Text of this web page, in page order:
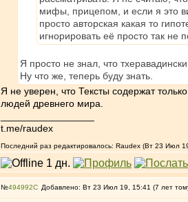
мифы, прицепом, и если я это
просто авторская какая то
игнорировать её просто так не
Я просто не знал, что
Ну что же, теперь буду знать.
Я не уверен, что Тексты содержат
людей древнего мира.
t.me/raudex
Последний раз редактировалось: Raudex (Вт 23 Июл
№494992 Добавлено: Вт 23 Июл 19, 15:41 (7 лет